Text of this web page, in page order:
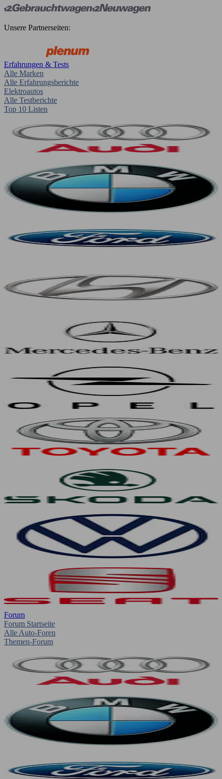
Unsere Partnerseiten:
Erfahrungen & Tests
Alle Marken
Alle Erfahrungsberichte
Elektroautos
Alle Testberichte
Top 10 Listen
Forum
Forum Startseite
Alle Auto-Foren
Themen-Forum